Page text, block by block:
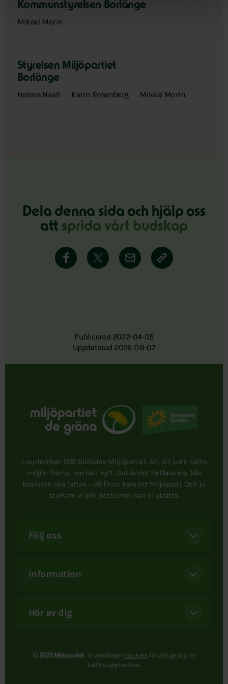
Kommunstyrelsen Borlänge
Mikael Morin
Styrelsen Miljöpartiet
Borlänge
Helena Nash Karin Rosenberg Mikael Morin
Dela denna sida och hjälp oss
att sprida vårt budskap
Publicerad 2022-04-05
Uppdaterad 2026-08-07
I september 1981 bildades Miljöpartiet. Att ett parti satte
miljön främst var helt nytt. Det är det fortfarande. När
besluten ska fattas – då finns bara ett Miljöparti. Och ju
starkare vi blir, desto mer kan vi uträtta.
Följ oss
Information
Hör av dig
© 2025 Miljöpartiet Vi användercookies för att ge dig en
bättre upplevelse.